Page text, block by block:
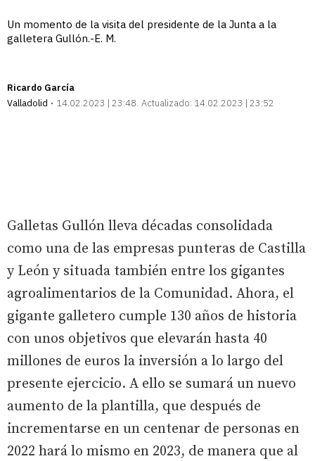
Un momento de la visita del presidente de la Junta a la
galletera Gullón.-E. M.
Ricardo García
Valladolid
14.02.2023 | 23:48 Actualizado: 14.02.2023 | 23:52
Galletas Gullón lleva décadas consolidada
como una de las empresas punteras de Castilla
y León y situada también entre los gigantes
agroalimentarios de la Comunidad. Ahora, el
gigante galletero cumple 130 años de historia
con unos objetivos que elevarán hasta 40
millones de euros la inversión a lo largo del
presente ejercicio. A ello se sumará un nuevo
aumento de la plantilla, que después de
incrementarse en un centenar de personas en
2022 hará lo mismo en 2023, de manera que al